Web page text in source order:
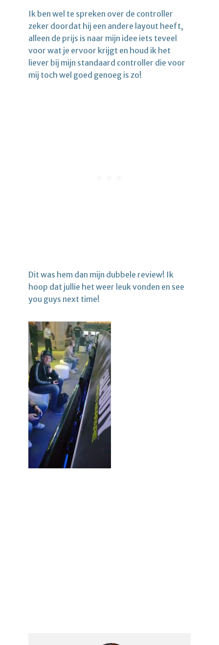
Ik ben wel te spreken over de controller
zeker doordat hij een andere layout heeft,
alleen de prijs is naar mijn idee iets teveel
voor wat je ervoor krijgt en houd ik het
liever bij mijn standaard controller die voor
mij toch wel goed genoeg is zo!
Dit was hem dan mijn dubbele review! Ik
hoop dat jullie het weer leuk vonden en see
you guys next time!